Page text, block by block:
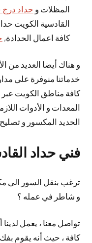
المظلات و حداد درج
القادسية الكويت
كافة اعمال الحدادة,
و هناك أيضا العديد من
كافة مناطق الكويت
المعدات و الأدوات
الحديد المكسور و تصليح
فني حداد
ترغب بنقل السور الى
و شاطر في عمله ؟
تواصل معنا ، يعمل
كافة ، حيث أنه يقوم